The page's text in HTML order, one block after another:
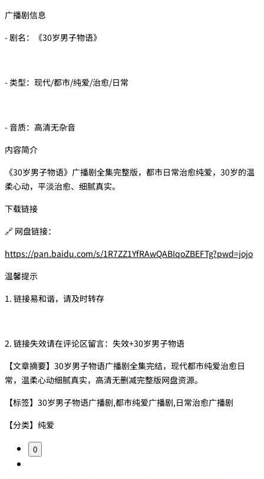
广播剧信息
- 剧名：《30岁男子物语》
- 类型：现代/都市/纯爱/治愈/日常
- 音质：高清无杂音
内容简介
《30岁男子物语》广播剧全集完整版，都市日常治愈纯爱，30岁的温
柔心动，平淡治愈、细腻真实。
下载链接
🔗 网盘链接：
https://pan.baidu.com/s/1R7ZZ1YfRAwQABIqoZBEFTg?pwd=jojo
温馨提示
1. 链接易和谐，请及时转存
2. 链接失效请在评论区留言：失效+30岁男子物语
【文章摘要】30岁男子物语广播剧全集完结，现代都市纯爱治愈日
常，温柔心动细腻真实，高清无删减完整版网盘资源。
【标签】30岁男子物语广播剧,都市纯爱广播剧,日常治愈广播剧
【分类】纯爱
0